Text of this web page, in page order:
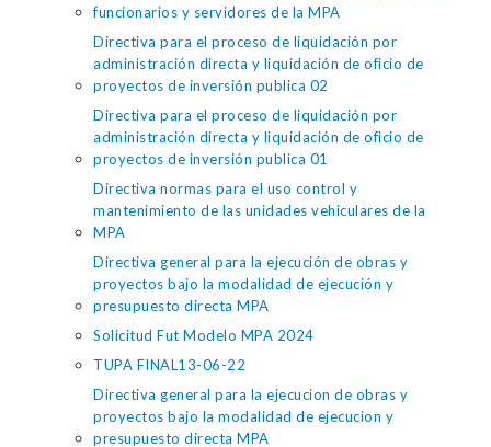
funcionarios y servidores de la MPA
Directiva para el proceso de liquidación por
administración directa y liquidación de oficio de
proyectos de inversión publica 02
Directiva para el proceso de liquidación por
administración directa y liquidación de oficio de
proyectos de inversión publica 01
Directiva normas para el uso control y
mantenimiento de las unidades vehiculares de la
MPA
Directiva general para la ejecución de obras y
proyectos bajo la modalidad de ejecución y
presupuesto directa MPA
Solicitud Fut Modelo MPA 2024
TUPA FINAL13-06-22
Directiva general para la ejecucion de obras y
proyectos bajo la modalidad de ejecucion y
presupuesto directa MPA